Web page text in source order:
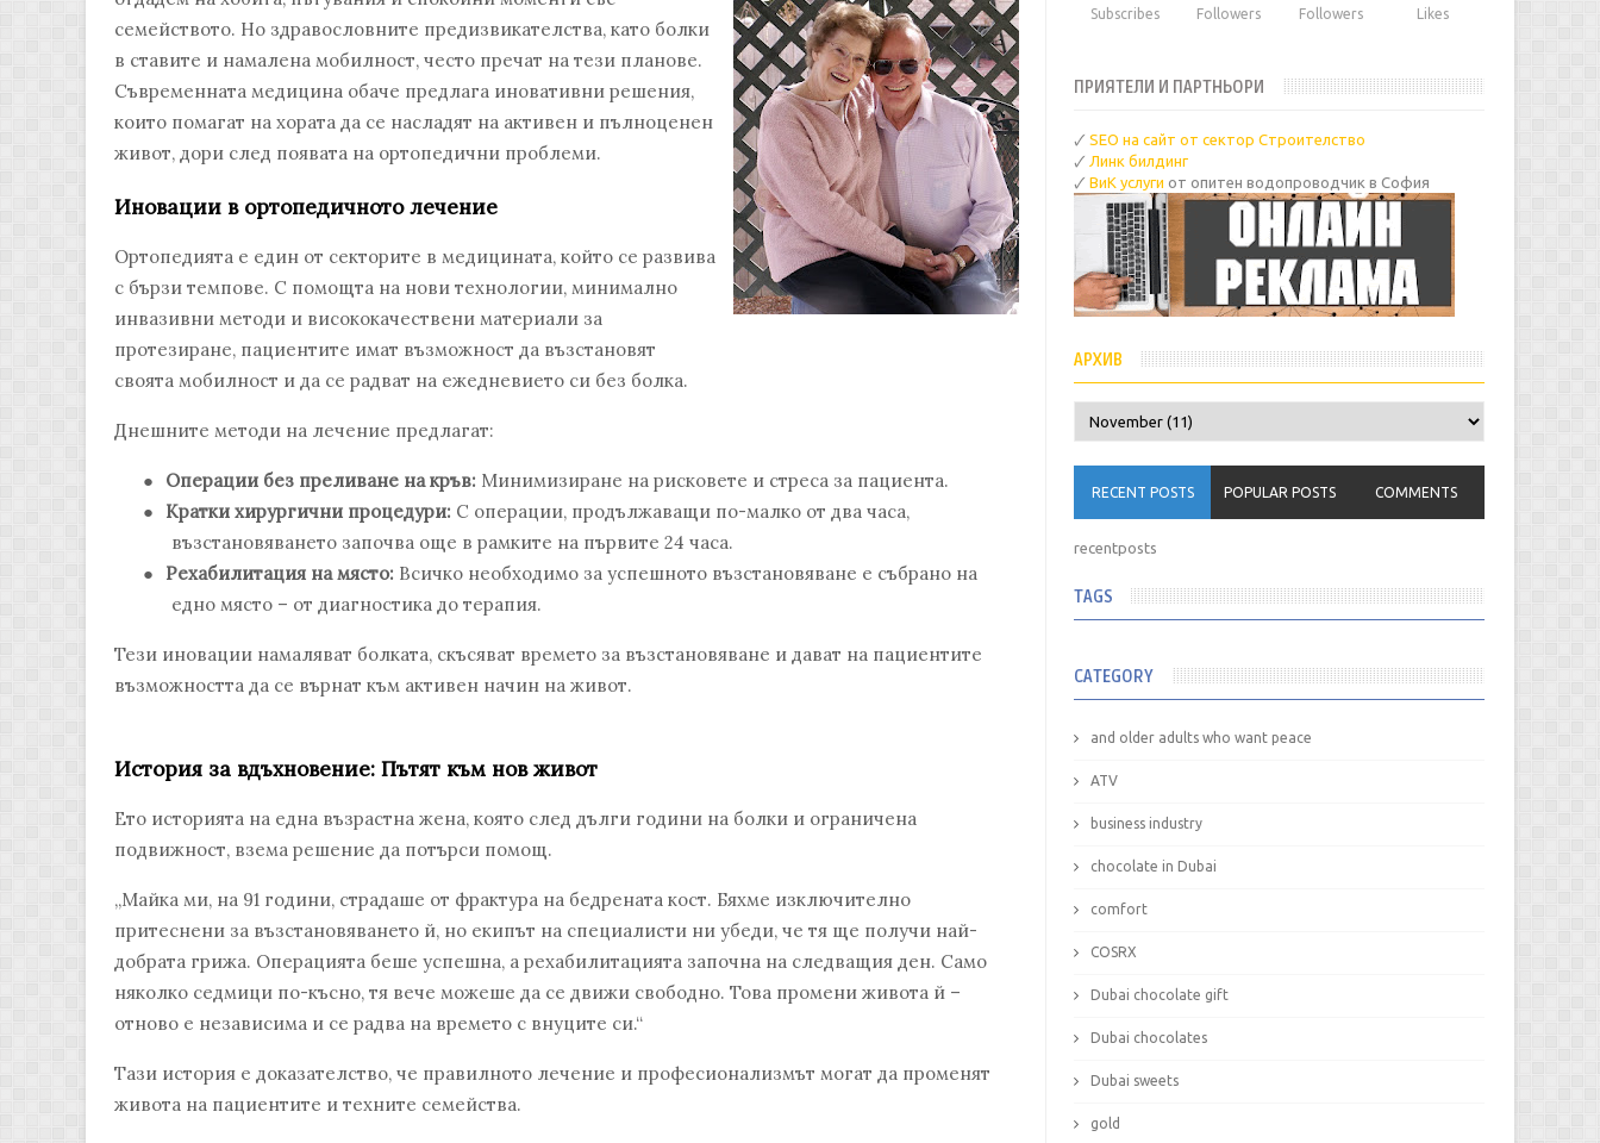
семейството. Но здравословните предизвикателства, като болки
в ставите и намалена мобилност, често пречат на тези планове.
Съвременната медицина обаче предлага иновативни решения,
които помагат на хората да се насладят на активен и пълноценен
живот, дори след появата на ортопедични проблеми.
Иновации в ортопедичното лечение
Ортопедията е един от секторите в медицината, който се развива
с бързи темпове. С помощта на нови технологии, минимално
инвазивни методи и висококачествени материали за
протезиране, пациентите имат възможност да възстановят
своята мобилност и да се радват на ежедневието си без болка.
Днешните методи на лечение предлагат:
● Операции без преливане на кръв: Минимизиране на рисковете и стреса за пациента.
●
Кратки хирургични процедури: С операции, продължаващи по-малко от два часа,
възстановяването започва още в рамките на първите 24 часа.
●
Рехабилитация на място: Всичко необходимо за успешното възстановяване е събрано на
едно място – от диагностика до терапия.
Тези иновации намаляват болката, скъсяват времето за възстановяване и дават на пациентите
възможността да се върнат към активен начин на живот.
История за вдъхновение: Пътят към нов живот
Ето историята на една възрастна жена, която след дълги години на болки и ограничена
подвижност, взема решение да потърси помощ.
„Майка ми, на 91 години, страдаше от фрактура на бедрената кост. Бяхме изключително
притеснени за възстановяването й, но екипът на специалисти ни убеди, че тя ще получи най-
добрата грижа. Операцията беше успешна, а рехабилитацията започна на следващия ден. Само
няколко седмици по-късно, тя вече можеше да се движи свободно. Това промени живота й –
отново е независима и се радва на времето с внуците си.“
Тази история е доказателство, че правилното лечение и професионализмът могат да променят
живота на пациентите и техните семейства.
Subscribes Followers Followers Likes
ПРИЯТЕЛИ И ПАРТНЬОРИ
🗸SEO на сайт от сектор Строителство
🗸Линк билдинг
🗸ВиК услуги от опитен водопроводчик в София
АРХИВ
RECENT POSTS POPULAR POSTS COMMENTS
recentposts
TAGS
CATEGORY
and older adults who want peace
ATV
business industry
chocolate in Dubai
comfort
COSRX
Dubai chocolate gift
Dubai chocolates
Dubai sweets
gold